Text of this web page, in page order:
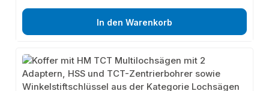
In den Warenkorb